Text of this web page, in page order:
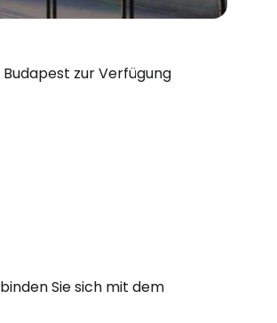
zur Verfügung
Sie sich mit dem